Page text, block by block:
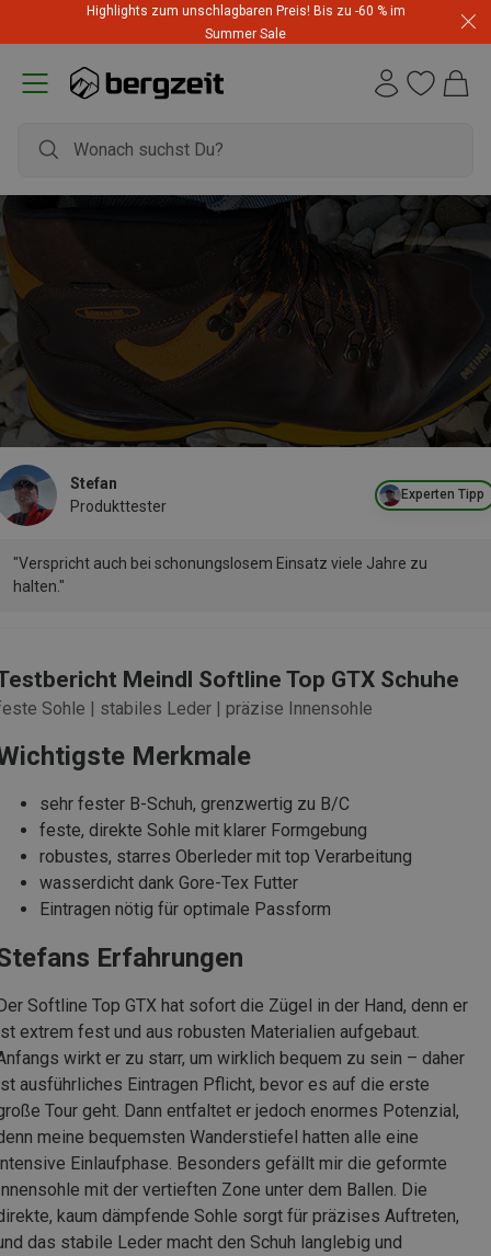
Highlights zum unschlagbaren Preis! Bis zu -60 % im
Summer Sale
Experten Tipp
Stefan
Produkttester
"Verspricht auch bei schonungslosem Einsatz viele Jahre zu
halten."
Meindl Softline Top GTX Schuhe
Sohle | stabiles Leder | präzise Innensohle
Merkmale
sehr fester B-Schuh, grenzwertig zu B/C
feste, direkte Sohle mit klarer Formgebung
robustes, starres Oberleder mit top Verarbeitung
wasserdicht dank Gore-Tex Futter
Eintragen nötig für optimale Passform
Erfahrungen
Softline Top GTX hat sofort die Zügel in der Hand, denn er
extrem fest und aus robusten Materialien aufgebaut.
wirkt er zu starr, um wirklich bequem zu sein – daher
ausführliches Eintragen Pflicht, bevor es auf die erste
Tour geht. Dann entfaltet er jedoch enormes Potenzial,
meine bequemsten Wanderstiefel hatten alle eine
Einlaufphase. Besonders gefällt mir die geformte
mit der vertieften Zone unter dem Ballen. Die
kaum dämpfende Sohle sorgt für präzises Auftreten,
das stabile Leder macht den Schuh langlebig und